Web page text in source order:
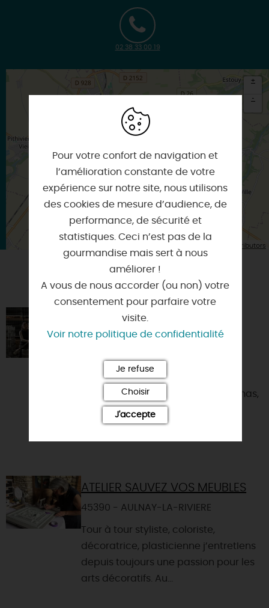
02 38 33 00 19
Itinéraire vers
+
-
| Map data © OpenStreetMap contributors
VOUS AIMEREZ AUSSI
BRASSERIE DES MERVEILLES
45300 - BOYNES
La Brasserie des Merveilles est une
micro-brasserie artisanale (et
familiale) fondée en 2019 par Thomas,
Anne-Sophie et Rémy, et...
ATELIER SAUVEZ VOS MEUBLES
45390 - AULNAY-LA-RIVIERE
Tour à tour styliste, coloriste,
décoratrice, plasticienne j’entretIens
depuis toujours une passion pour les
arts décoratifs. Au...
Pour votre confort de navigation et
l’amélioration constante de votre
expérience sur notre site, nous utilisons
des cookies de mesure d’audience, de
performance, de sécurité et
statistiques. Ceci n’est pas de la
gourmandise mais sert à nous
améliorer !
A vous de nous accorder (ou non) votre
consentement pour parfaire votre
visite.
Voir notre politique de confidentialité
Je refuse
Choisir
J'accepte